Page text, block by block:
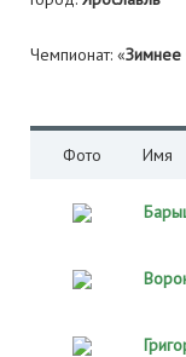
Чемпионат: «Зимнее
Фото Имя